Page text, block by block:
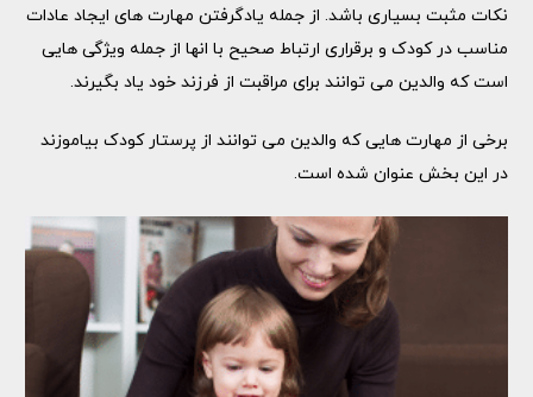
نکات مثبت بسیاری باشد. از جمله یادگرفتن مهارت های ایجاد عادات
مناسب در کودک و برقراری ارتباط صحیح با انها از جمله ویژگی هایی
است که والدین می توانند برای مراقبت از فرزند خود یاد بگیرند.
برخی از مهارت هایی که والدین می توانند از پرستار کودک بیاموزند
در این بخش عنوان شده است.